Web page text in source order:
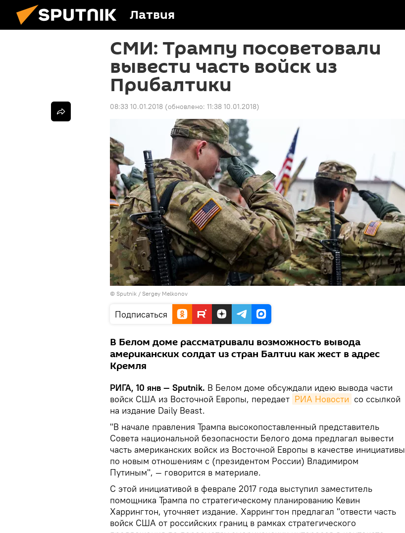
Латвия
СМИ: Трампу посоветовали
вывести часть войск из
Прибалтики
08:33 10.01.2018 (обновлено: 11:38 10.01.2018)
© Sputnik / Sergey Melkonov
Подписаться
В Белом доме рассматривали возможность вывода
американских солдат из стран Балтии как жест в адрес
Кремля
РИГА, 10 янв — Sputnik. В Белом доме обсуждали идею вывода части
войск США из Восточной Европы, передает РИА Новости со ссылкой
на издание Daily Beast.
"В начале правления Трампа высокопоставленный представитель
Совета национальной безопасности Белого дома предлагал вывести
часть американских войск из Восточной Европы в качестве инициативы
по новым отношениям с (президентом России) Владимиром
Путиным", — говорится в материале.
С этой инициативой в феврале 2017 года выступил заместитель
помощника Трампа по стратегическому планированию Кевин
Харрингтон, уточняет издание. Харрингтон предлагал "отвести часть
войск США от российских границ в рамках стратегического